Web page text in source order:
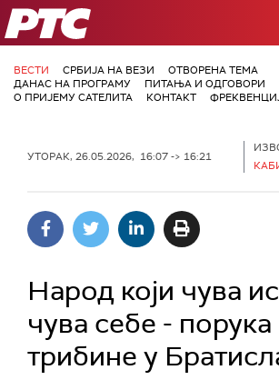
РТС
ВЕСТИ СРБИЈА НА ВЕЗИ
ОТВОРЕНА ТЕМА
ДАНАС НА ПРОГРАМУ
ПИТАЊА И ОДГОВОРИ
О ПРИЈЕМУ САТЕЛИТА
КОНТАКТ
УТОРАК, 26.05.2026, 16:07 -> 16:21
Народ који чува
чува себе - порука
трибине у